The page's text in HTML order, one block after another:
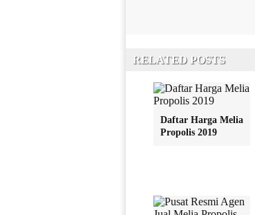
RELATED POSTS
Daftar Harga Melia
Propolis 2019